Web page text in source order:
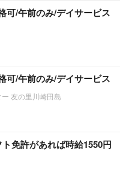
可/午前のみ/デイサービス
可/午前のみ/デイサービス
友の里川崎田島
免許があれば時給1550円